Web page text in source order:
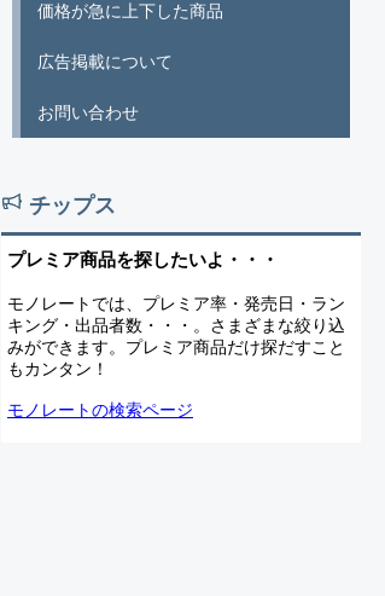
価格が急に上下した商品
広告掲載について
お問い合わせ
チップス
プレミア商品を探したいよ・・・
モノレートでは、プレミア率・発売日・ラン
キング・出品者数・・・。さまざまな絞り込
みができます。プレミア商品だけ探だすこと
もカンタン！
モノレートの検索ページ